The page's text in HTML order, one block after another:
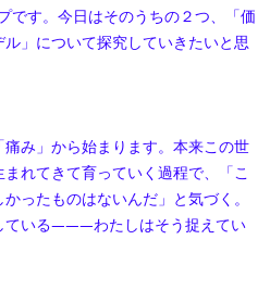
す。今日はそのうちの２つ、「価
」について探究していきたいと思
み」から始まります。本来この世
れてきて育っていく過程で、「こ
ったものはないんだ」と気づく。
ている———わたしはそう捉えてい